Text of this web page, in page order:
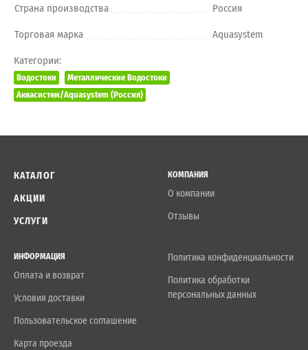
Страна производства Россия
Торговая марка Aquasystem
Категории:
Водостоки
Металлические Водостоки
Аквасистем/Aquasystem (Россия)
КАТАЛОГ
АКЦИИ
УСЛУГИ
КОМПАНИЯ
О компании
Отзывы
ИНФОРМАЦИЯ
Оплата и возврат
Условия доставки
Пользовательское соглашение
Карта проезда
Политика конфиденциальности
Политика обработки
персональных данных